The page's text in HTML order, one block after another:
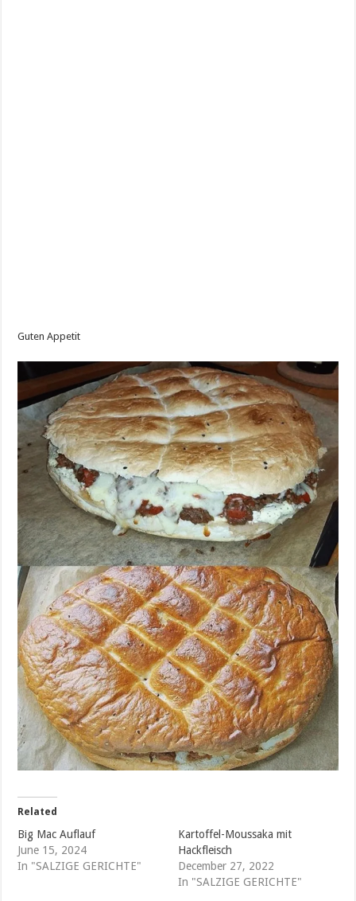
Guten Appetit
Related
Big Mac Auflauf
June 15, 2024
In "SALZIGE GERICHTE"
Kartoffel-Moussaka mit
Hackfleisch
December 27, 2022
In "SALZIGE GERICHTE"